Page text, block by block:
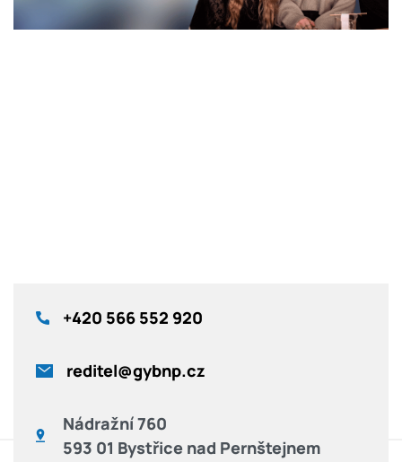
+420 566 552 920
reditel@gybnp.cz
Nádražní 760
593 01 Bystřice nad Pernštejnem